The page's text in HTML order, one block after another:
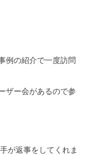
例の紹介で一度訪問
ザー会があるので参
が返事をしてくれま